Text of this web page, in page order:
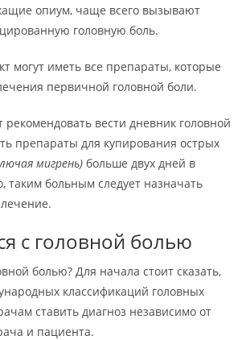
опиум, чаще всего вызывают
головную боль.
могут иметь все препараты, которые
первичной головной боли.
рекомендовать вести дневник головной
препараты для купирования острых
мигрень) больше двух дней в
таким больным следует назначать
с головной болью
болью? Для начала стоит сказать,
классификаций головных
ставить диагноз независимо от
и пациента.